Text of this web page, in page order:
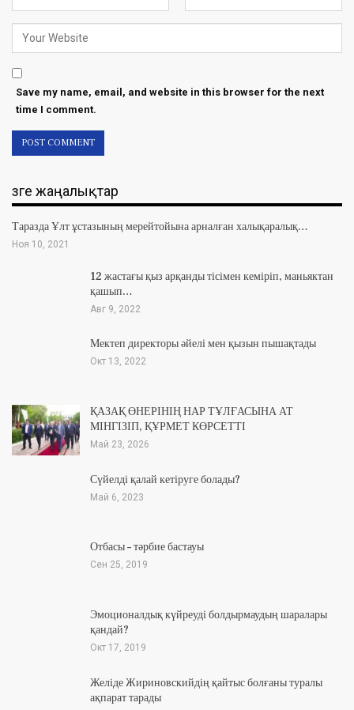
Save my name, email, and website in this browser for the next
time I comment.
Өзге жаңалықтар
Таразда Ұлт ұстазының мерейтойына арналған халықаралық…
Ноя 10, 2021
12 жастағы қыз арқанды тісімен кеміріп, маньяктан
қашып…
Авг 9, 2022
Мектеп директоры әйелі мен қызын пышақтады
Окт 13, 2022
ҚАЗАҚ ӨНЕРІНІҢ НАР ТҰЛҒАСЫНА АТ
МІНГІЗІП, ҚҰРМЕТ КӨРСЕТТІ
Май 23, 2026
Сүйелді қалай кетіруге болады?
Май 6, 2023
Отбасы – тәрбие бастауы
Сен 25, 2019
Эмоционалдық күйреуді болдырмаудың шаралары
қандай?
Окт 17, 2019
Желіде Жириновскийдің қайтыс болғаны туралы
ақпарат тарады